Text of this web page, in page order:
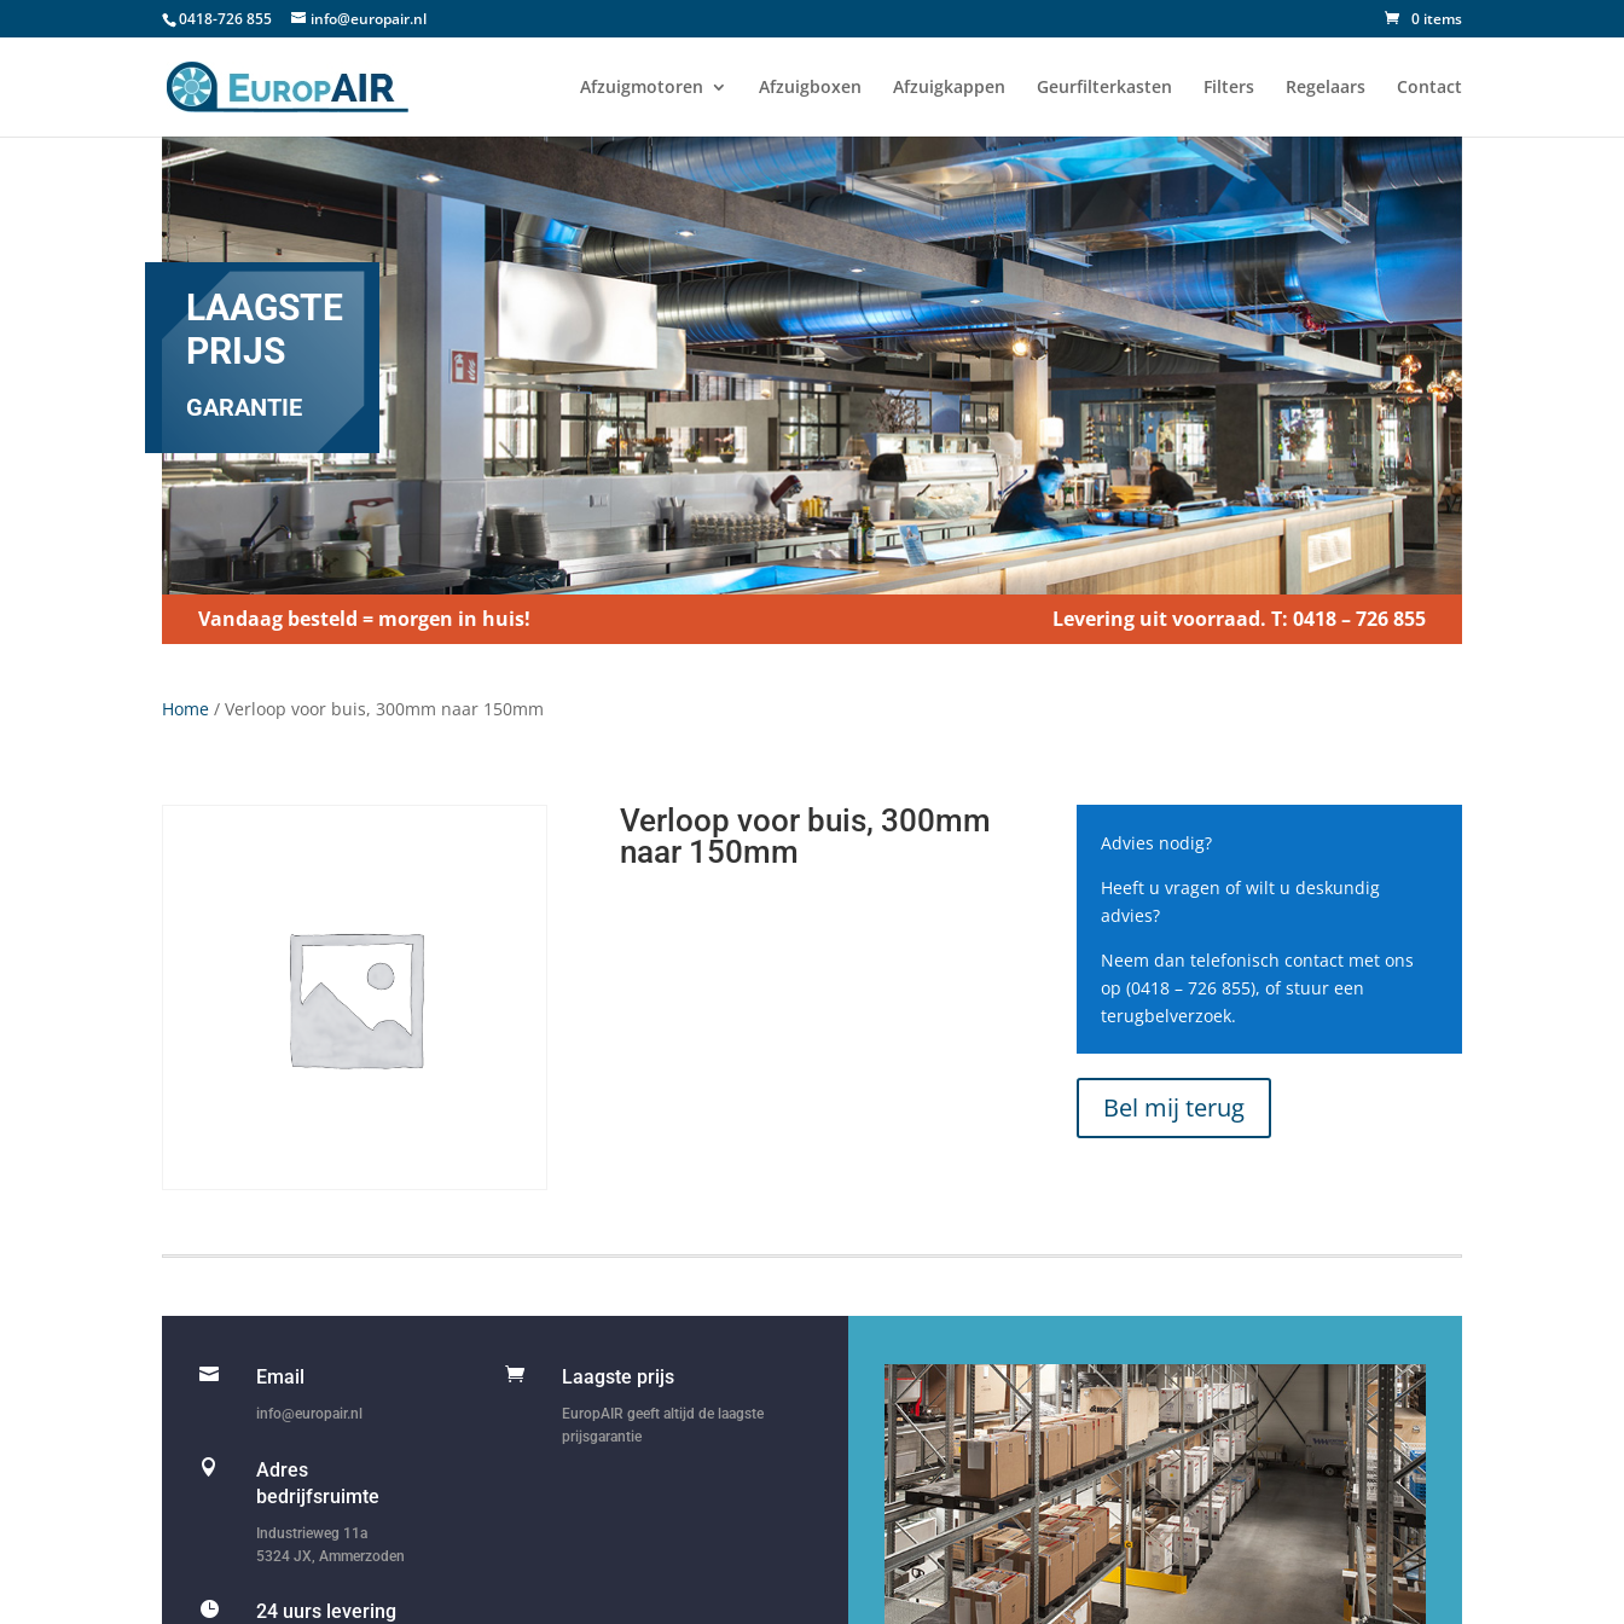
0418-726 855 info@europair.nl 0 items
Afzuigmotoren Afzuigboxen Afzuigkappen Geurfilterkasten Filters Regelaars Contact
LAAGSTE
PRIJS
GARANTIE
Vandaag besteld = morgen in huis! Levering uit voorraad. T: 0418 – 726 855
Home / Verloop voor buis, 300mm naar 150mm
Verloop voor buis, 300mm
naar 150mm
Advies nodig?
Heeft u vragen of wilt u deskundig
advies?
Neem dan telefonisch contact met ons
op (0418 – 726 855), of stuur een
terugbelverzoek.
Bel mij terug
 Email
info@europair.nl

Adres
bedrijfsruimte
Industrieweg 11a
5324 JX, Ammerzoden
 24 uurs levering
 Laagste prijs
EuropAIR geeft altijd de laagste
prijsgarantie